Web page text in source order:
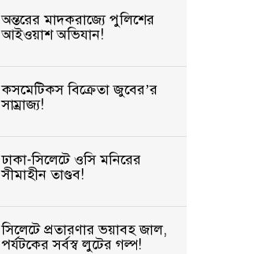
অন্তরের মাদকরাজ্যে পুলিশের
আইওয়াশ অভিযান!
কসমেটিকস বিক্রেতা জুবের’র
সাম্রাজ্য!
ঢাকা-সিলেটে ওসি মনিরের
সীমাহীন তাণ্ডব!
সিলেটে প্রতারণার ভয়াবহ জাল,
পর্যটকের সর্বস্ব লুটের গল্প!